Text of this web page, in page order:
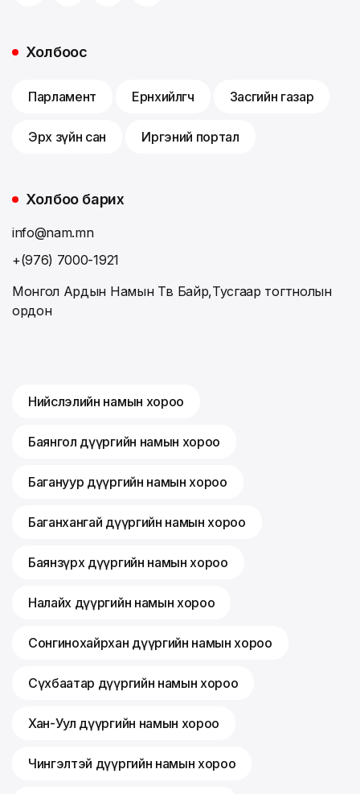
Холбоос
Парламент Ерөнхийлөгч Засгийн газар
Эрх зүйн сан Иргэний портал
Холбоо барих
info@nam.mn
+(976) 7000-1921
Монгол Ардын Намын Төв Байр,Тусгаар тогтнолын
ордон
Нийслэлийн намын хороо
Баянгол дүүргийн намын хороо
Багануур дүүргийн намын хороо
Баганхангай дүүргийн намын хороо
Баянзүрх дүүргийн намын хороо
Налайх дүүргийн намын хороо
Сонгинохайрхан дүүргийн намын хороо
Сүхбаатар дүүргийн намын хороо
Хан-Уул дүүргийн намын хороо
Чингэлтэй дүүргийн намын хороо